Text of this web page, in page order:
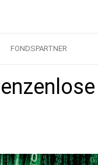
FONDSPARTNER